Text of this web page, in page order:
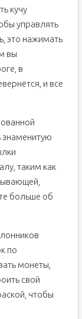
кучу
управлять
это нажимать
вы
в
и все
знаменитую
таким как
больше об
по
монеты,
свой
чтобы